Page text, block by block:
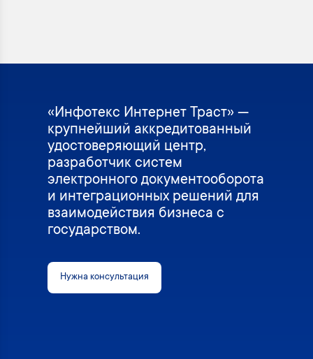
«Инфотекс Интернет Траст» —
крупнейший аккредитованный
удостоверяющий центр,
разработчик систем
электронного документооборота
и интеграционных решений для
взаимодействия бизнеса с
государством.
Нужна консультация